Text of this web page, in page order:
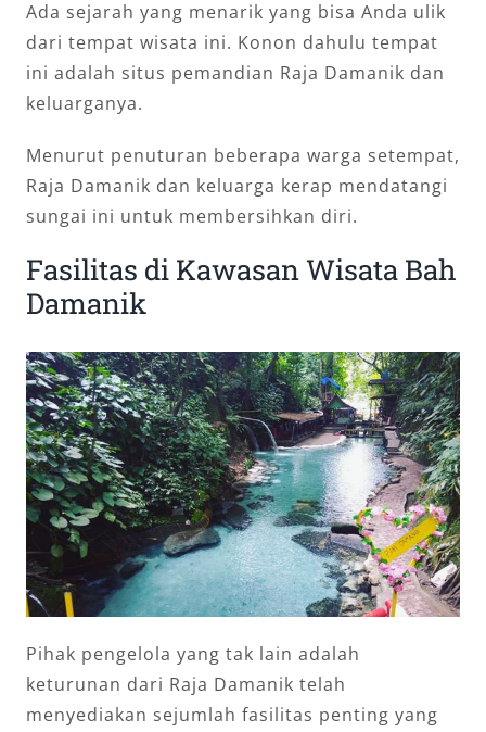
Ada sejarah yang menarik yang bisa Anda ulik
dari tempat wisata ini. Konon dahulu tempat
ini adalah situs pemandian Raja Damanik dan
keluarganya.
Menurut penuturan beberapa warga setempat,
Raja Damanik dan keluarga kerap mendatangi
sungai ini untuk membersihkan diri.
Fasilitas di Kawasan Wisata Bah
Damanik
Pihak pengelola yang tak lain adalah
keturunan dari Raja Damanik telah
menyediakan sejumlah fasilitas penting yang